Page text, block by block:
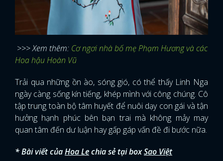
>>> Xem thêm: Cơ ngơi nhà bố mẹ Phạm Hương và các
Hoa hậu Hoàn Vũ
Trải qua những ồn ào, sóng gió, có thể thấy Linh Nga
ngày càng sống kín tiếng, khép mình với công chúng. Cô
tập trung toàn bộ tâm huyết để nuôi dạy con gái và tận
hưởng hạnh phúc bên bạn trai mà không mảy may
quan tâm đến dư luận hay gấp gáp vấn đề đi bước nữa.
* Bài viết củaHoa Lechia sẻ tại boxSao Việt